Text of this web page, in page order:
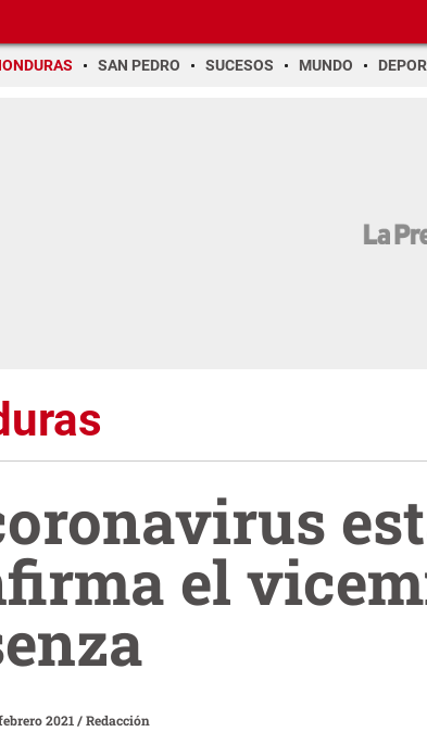
SAN PEDRO SUCESOS MUNDO
el
2021 /Redacción